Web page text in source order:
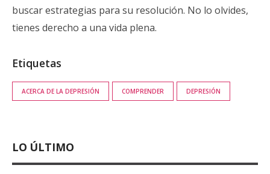
buscar estrategias para su resolución. No lo olvides,
tienes derecho a una vida plena.
Etiquetas
ACERCA DE LA DEPRESIÓN COMPRENDER DEPRESIÓN
LO ÚLTIMO